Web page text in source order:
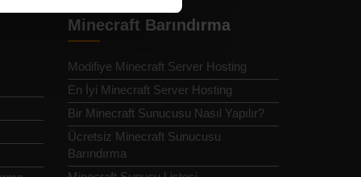
Minecraft Barındırma
Modifiye Minecraft Server Hosting
En İyi Minecraft Server Hosting
Bir Minecraft Sunucusu Nasıl Yapılır?
Ücretsiz Minecraft Sunucusu
Barındırma